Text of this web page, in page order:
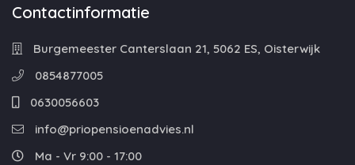
Contactinformatie
Burgemeester Canterslaan 21, 5062 ES, Oisterwijk
0854877005
0630056603
info@priopensioenadvies.nl
Ma - Vr 9:00 - 17:00